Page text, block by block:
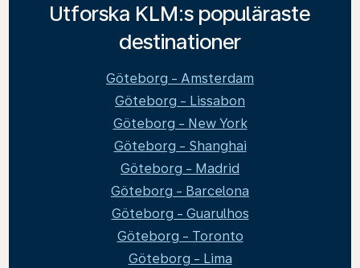
Utforska KLM:s populäraste
destinationer
Göteborg - Amsterdam
Göteborg - Lissabon
Göteborg - New York
Göteborg - Shanghai
Göteborg - Madrid
Göteborg - Barcelona
Göteborg - Guarulhos
Göteborg - Toronto
Göteborg - Lima